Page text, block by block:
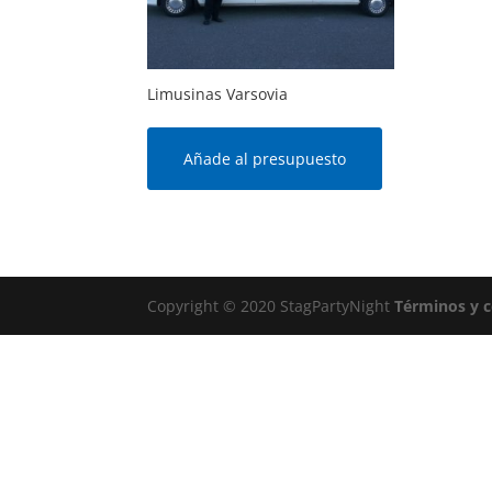
Limusinas Varsovia
Añade al presupuesto
Copyright © 2020 StagPartyNightTérminos y